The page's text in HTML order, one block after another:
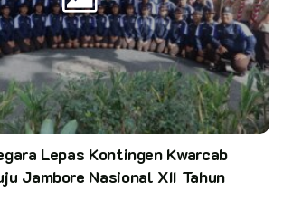
Lepas Kontingen Kwarcab
Jambore Nasional XII Tahun